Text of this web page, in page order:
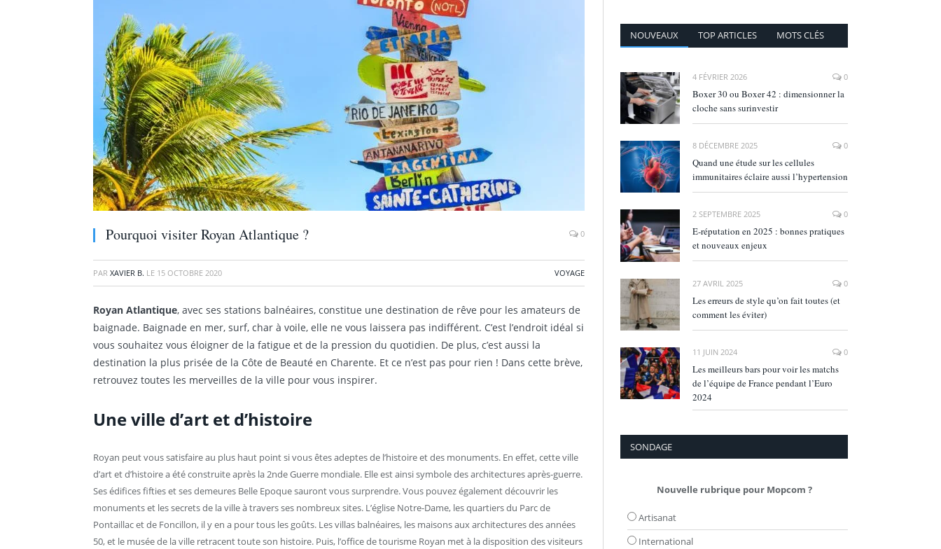
Pourquoi visiter Royan Atlantique ? 0
PAR XAVIER B. LE 15 OCTOBRE 2020 VOYAGE
Royan Atlantique, avec ses stations balnéaires, constitue une destination de rêve pour les amateurs de
baignade. Baignade en mer, surf, char à voile, elle ne vous laissera pas indifférent. C’est l’endroit idéal si
vous souhaitez vous éloigner de la fatigue et de la pression du quotidien. De plus, c’est aussi la
destination la plus prisée de la Côte de Beauté en Charente. Et ce n’est pas pour rien ! Dans cette brève,
retrouvez toutes les merveilles de la ville pour vous inspirer.
Une ville d’art et d’histoire
Royan peut vous satisfaire au plus haut point si vous êtes adeptes de l’histoire et des monuments. En effet, cette ville
d’art et d’histoire a été construite après la 2ndeGuerre mondiale. Elle est ainsi symbole des architectures après-guerre.
Ses édifices fifties et ses demeures Belle Epoque sauront vous surprendre. Vous pouvez également découvrir les
monuments et les secrets de la ville à travers ses nombreux sites. L’église Notre-Dame, les quartiers du Parc de
Pontaillac et de Foncillon, il y en a pour tous les goûts. Les villas balnéaires, les maisons aux architectures des années
50, et le musée de la ville retracent toute son histoire. Puis, l’office de tourisme Royan met à la disposition des visiteurs
NOUVEAUX TOP ARTICLES MOTS CLÉS
4 FÉVRIER 2026 0
Boxer 30 ou Boxer 42 : dimensionner la
cloche sans surinvestir
8 DÉCEMBRE 2025 0
Quand une étude sur les cellules
immunitaires éclaire aussi l’hypertension
2 SEPTEMBRE 2025 0
E‑réputation en 2025 : bonnes pratiques
et nouveaux enjeux
27 AVRIL 2025 0
Les erreurs de style qu’on fait toutes (et
comment les éviter)
11 JUIN 2024 0
Les meilleurs bars pour voir les matchs
de l’équipe de France pendant l’Euro
2024
SONDAGE
Nouvelle rubrique pour Mopcom ?
Artisanat
International